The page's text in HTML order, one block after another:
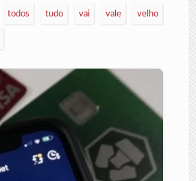
todos tudo vai vale velho